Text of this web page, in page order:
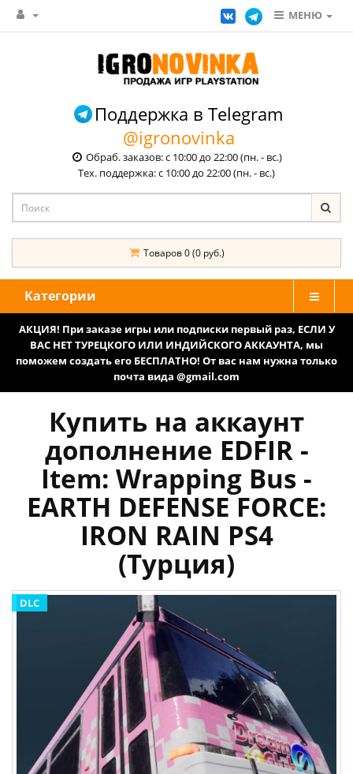
МЕНЮ
Поддержка в Telegram
@igronovinka
Обраб. заказов: с 10:00 до 22:00 (пн. - вс.)
Тех. поддержка: с 10:00 до 22:00 (пн. - вс.)
Товаров 0 (0 руб.)
Категории
АКЦИЯ! При заказе игры или подписки первый раз, ЕСЛИ У
ВАС НЕТ ТУРЕЦКОГО ИЛИ ИНДИЙСКОГО АККАУНТА, мы
поможем создать его БЕСПЛАТНО! От вас нам нужна только
почта вида @gmail.com
Купить на аккаунт
дополнение EDFIR -
Item: Wrapping Bus -
EARTH DEFENSE FORCE:
IRON RAIN PS4
(Турция)
DLC